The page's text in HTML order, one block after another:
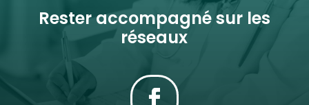
Rester accompagné sur les
réseaux